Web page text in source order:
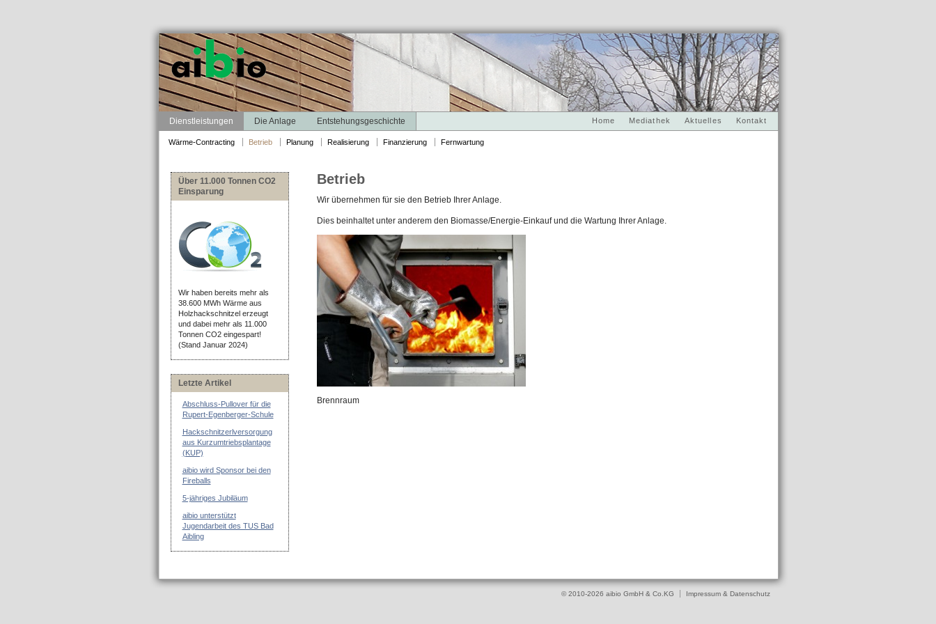
Dienstleistungen Die Anlage Entstehungsgeschichte Kontakt
Aktuelles
Mediathek
Home
Wärme-Contracting Betrieb Planung Realisierung Finanzierung Fernwartung
Über 11.000 Tonnen CO2
Einsparung
Wir haben bereits mehr als
38.600 MWh Wärme aus
Holzhackschnitzel erzeugt
und dabei mehr als 11.000
Tonnen CO2 eingespart!
(Stand Januar 2024)
Letzte Artikel
Abschluss-Pullover für die
Rupert-Egenberger-Schule
Hackschnitzerlversorgung
aus Kurzumtriebsplantage
(KUP)
aibio wird Sponsor bei den
Fireballs
5-jähriges Jubiläum
aibio unterstützt
Jugendarbeit des TUS Bad
Aibling
Betrieb
Wir übernehmen für sie den Betrieb Ihrer Anlage.
Dies beinhaltet unter anderem den Biomasse/Energie-Einkauf und die Wartung Ihrer Anlage.
Brennraum
© 2010-2026 aibio GmbH & Co.KG Impressum & Datenschutz